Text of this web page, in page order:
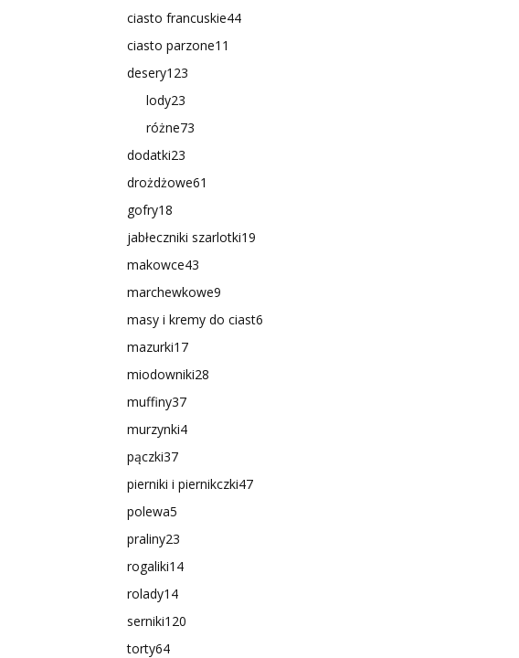
ciasto francuskie44
ciasto parzone11
desery123
lody23
różne73
dodatki23
drożdżowe61
gofry18
jabłeczniki szarlotki19
makowce43
marchewkowe9
masy i kremy do ciast6
mazurki17
miodowniki28
muffiny37
murzynki4
pączki37
pierniki i piernikczki47
polewa5
praliny23
rogaliki14
rolady14
serniki120
torty64